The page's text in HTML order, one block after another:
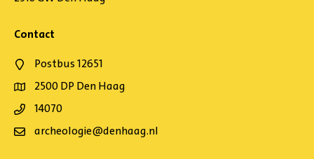
Contact
Postbus 12651
2500 DP Den Haag
14070
archeologie@denhaag.nl